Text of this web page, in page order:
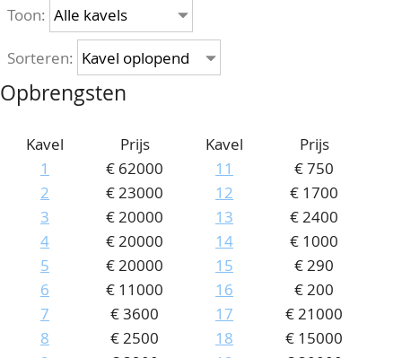
Hoe kopen?
Voorwaarden
TAXATIES
CATALOGI/OPBRENGSTEN
KEURINGSDIENST
OVER ONS
Ons Team
80 jarig bestaan
CONTACT
ACCOUNT
Toon:
Sorteren:
Opbrengsten
Kavel
Prijs
1
€ 62000
2
€ 23000
3
€ 20000
4
€ 20000
5
€ 20000
6
€ 11000
7
€ 3600
8
€ 2500
Kavel
Prijs
11
€ 750
12
€ 1700
13
€ 2400
14
€ 1000
15
€ 290
16
€ 200
17
€ 21000
18
€ 15000